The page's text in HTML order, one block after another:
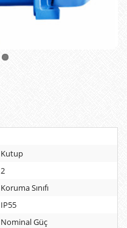
Kutup
2
Koruma Sınıfı
IP55
Nominal Güç